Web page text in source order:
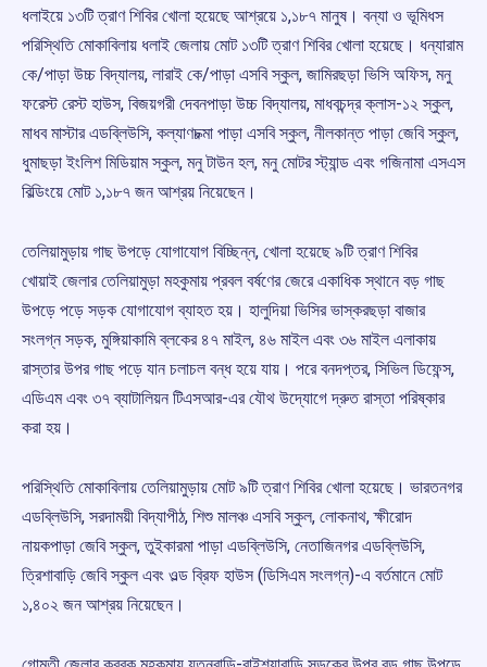
ধলাইয়ে ১৩টি ত্রাণ শিবির খোলা হয়েছে আশ্রয়ে ১,১৮৭ মানুষ। বন্যা ও ভূমিধস
পরিস্থিতি মোকাবিলায় ধলাই জেলায় মোট ১৩টি ত্রাণ শিবির খোলা হয়েছে। ধন্যারাম
কে/পাড়া উচ্চ বিদ্যালয়, লারাই কে/পাড়া এসবি স্কুল, জামিরছড়া ভিসি অফিস, মনু
ফরেস্ট রেস্ট হাউস, বিজয়গরী দেবনপাড়া উচ্চ বিদ্যালয়, মাধবচন্দ্র ক্লাস-১২ স্কুল,
মাধব মাস্টার এডব্লিউসি, কল্যাণচক্মা পাড়া এসবি স্কুল, নীলকান্ত পাড়া জেবি স্কুল,
ধুমাছড়া ইংলিশ মিডিয়াম স্কুল, মনু টাউন হল, মনু মোটর স্ট্যান্ড এবং গজিনামা এসএস
বিল্ডিংয়ে মোট ১,১৮৭ জন আশ্রয় নিয়েছেন।
তেলিয়ামুড়ায় গাছ উপড়ে যোগাযোগ বিচ্ছিন্ন, খোলা হয়েছে ৯টি ত্রাণ শিবির
খোয়াই জেলার তেলিয়ামুড়া মহকুমায় প্রবল বর্ষণের জেরে একাধিক স্থানে বড় গাছ
উপড়ে পড়ে সড়ক যোগাযোগ ব্যাহত হয়। হালুদিয়া ভিসির ভাস্করছড়া বাজার
সংলগ্ন সড়ক, মুঙ্গিয়াকামি ব্লকের ৪৭ মাইল, ৪৬ মাইল এবং ৩৬ মাইল এলাকায়
রাস্তার উপর গাছ পড়ে যান চলাচল বন্ধ হয়ে যায়। পরে বনদপ্তর, সিভিল ডিফেন্স,
এডিএম এবং ৩৭ ব্যাটালিয়ন টিএসআর-এর যৌথ উদ্যোগে দ্রুত রাস্তা পরিষ্কার
করা হয়।
পরিস্থিতি মোকাবিলায় তেলিয়ামুড়ায় মোট ৯টি ত্রাণ শিবির খোলা হয়েছে। ভারতনগর
এডব্লিউসি, সরদাময়ী বিদ্যাপীঠ, শিশু মালঞ্চ এসবি স্কুল, লোকনাথ, ক্ষীরোদ
নায়কপাড়া জেবি স্কুল, তুইকারমা পাড়া এডব্লিউসি, নেতাজিনগর এডব্লিউসি,
ত্রিশাবাড়ি জেবি স্কুল এবং ওল্ড ব্রিফ হাউস (ডিসিএম সংলগ্ন)-এ বর্তমানে মোট
১,৪০২ জন আশ্রয় নিয়েছেন।